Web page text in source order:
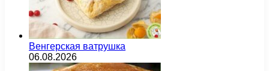
Венгерская ватрушка
06.08.2026